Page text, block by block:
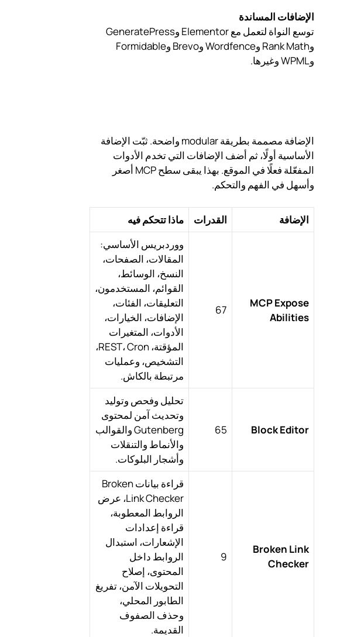
الإضافات المساندة
توسع النواة لتعمل مع Elementor وGeneratePress
وRank Math وWordfence وBrevo وFormidable
وWPML وغيرها.
الإضافة مصممة بطريقة modular واضحة. ثبّت الإضافة
الأساسية أولًا، ثم أضف الإضافات التي تخدم الأدوات
المفعّلة فعلًا في الموقع. بهذا يبقى سطح MCP أصغر
وأسهل في الفهم والتحكم.
الإضافة القدرات ماذا تتحكم فيه
MCP Expose
Abilities
67
ووردبريس الأساسي:
المقالات، الصفحات،
النسخ، الوسائط،
القوائم، المستخدمون،
التعليقات، الفئات،
الإضافات، الخيارات،
الأدوات، المتغيرات
المؤقتة، REST، Cron،
التشخيص، وعمليات
مرتبطة بالكاش.
Block Editor
65
تحليل وفحص وتوليد
وتحديث آمن لمحتوى
Gutenberg والقوالب
والأنماط والتنقلات
وأشجار البلوكات.
Broken Link
Checker
9
قراءة بيانات Broken
Link Checker، عرض
الروابط المعطوبة،
قراءة إعدادات
الإشعارات، استبدال
الروابط داخل
المحتوى، إصلاح
التحويلات الآمن، تفريغ
الطابور المحلي،
وحذف الصفوف
القديمة.